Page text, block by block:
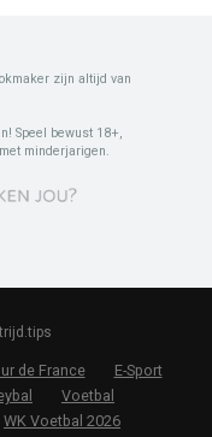
zijn altijd van
Speel bewust 18+,
minderjarigen.
de France
E-Sport
Voetbal
WK Voetbal 2026